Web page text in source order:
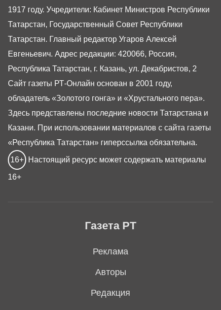
Газета РТ
Реклама
Авторы
Редакция
1917 году. Учредители: Кабинет Министров Республики
Татарстан, Государственный Совет Республики
Татарстан. Главный редактор Угаров Алексей
Евгеньевич. Адрес редакции: 420066, Россия,
Республика Татарстан, г. Казань, ул. Декабристов, 2
Сайт газеты РТ-Онлайн основан в 2001 году,
обладатель «Золотого гонга» и «Хрустального пера».
Здесь представлены последние новости Татарстана и
Казани. При использовании материалов с сайта газеты
«Республика Татарстан» гиперссылка обязательна.
16+ Настоящий ресурс может содержать материалы
16+